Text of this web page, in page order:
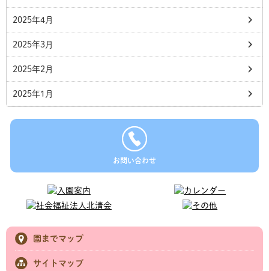
2025年4月
2025年3月
2025年2月
2025年1月
お問い合わせ
園までマップ
サイトマップ